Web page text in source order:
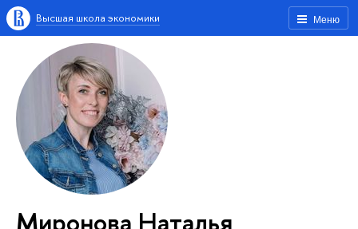
Меню
Высшая школа экономики
Миронова Наталья